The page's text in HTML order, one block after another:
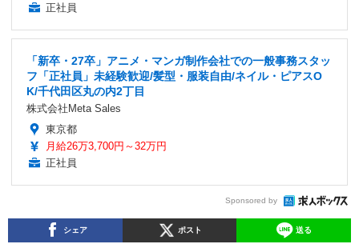
正社員
「新卒・27卒」アニメ・マンガ制作会社での一般事務スタッ
フ「正社員」未経験歓迎/髪型・服装自由/ネイル・ピアスO
K/千代田区丸の内2丁目
株式会社Meta Sales
東京都
月給26万3,700円～32万円
正社員
Sponsored by
シェア ポスト 送る